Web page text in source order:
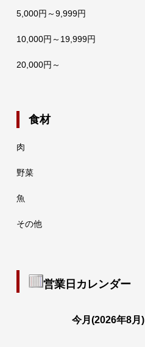
5,000円～9,999円
10,000円～19,999円
20,000円～
食材
肉
野菜
魚
その他
営業日カレンダー
今月(2026年8月)